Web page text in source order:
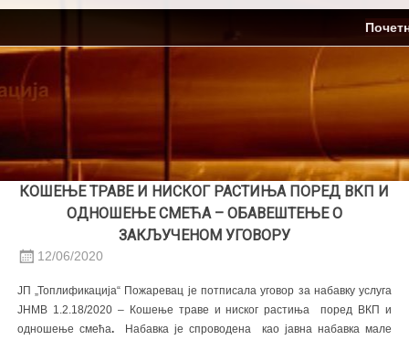
Skip
content
КОШЕЊЕ ТРАВЕ И НИСКОГ РАСТИЊА ПОРЕД ВКП И
ОДНОШЕЊЕ СМЕЋА – ОБАВЕШТЕЊЕ О
ЗАКЉУЧЕНОМ УГОВОРУ
12/06/2020
ЈП „Топлификација“ Пожаревац је потписала уговор за набавку услуга
ЈНМВ 1.2.18/2020 – Кошење траве и ниског растиња поред ВКП и
одношење смећа.
Набавка је спроводена као јавна набавка мале